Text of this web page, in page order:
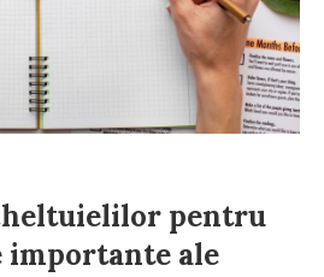
pentru
importante ale